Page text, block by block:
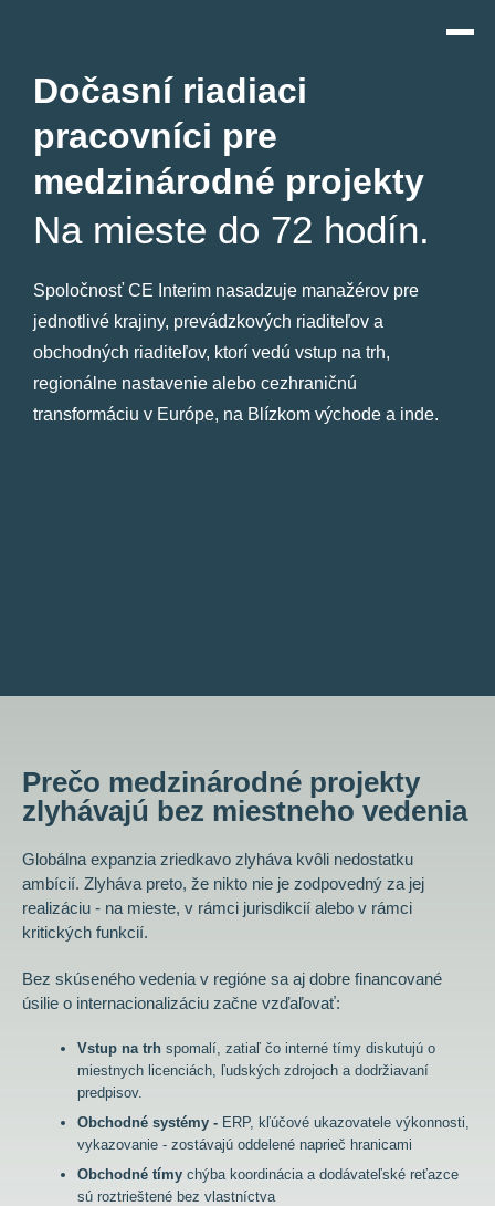
Dočasní riadiaci
pracovníci pre
medzinárodné projekty
Na mieste do 72 hodín.
Spoločnosť CE Interim nasadzuje manažérov pre
jednotlivé krajiny, prevádzkových riaditeľov a
obchodných riaditeľov, ktorí vedú vstup na trh,
regionálne nastavenie alebo cezhraničnú
transformáciu v Európe, na Blízkom východe a inde.
Prečo medzinárodné projekty
zlyhávajú bez miestneho vedenia
Globálna expanzia zriedkavo zlyháva kvôli nedostatku
ambícií. Zlyháva preto, že nikto nie je zodpovedný za jej
realizáciu - na mieste, v rámci jurisdikcií alebo v rámci
kritických funkcií.
Bez skúseného vedenia v regióne sa aj dobre financované
úsilie o internacionalizáciu začne vzďaľovať:
Vstup na trh spomalí, zatiaľ čo interné tímy diskutujú o
miestnych licenciách, ľudských zdrojoch a dodržiavaní
predpisov.
Obchodné systémy - ERP, kľúčové ukazovatele výkonnosti,
vykazovanie - zostávajú oddelené naprieč hranicami
Obchodné tímy chýba koordinácia a dodávateľské reťazce
sú roztrieštené bez vlastníctva